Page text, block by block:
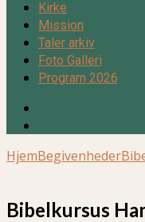
Kirke
Mission
Taler arkiv
Foto Galleri
Program 2026
HjemBegivenheder
Bibelkursus